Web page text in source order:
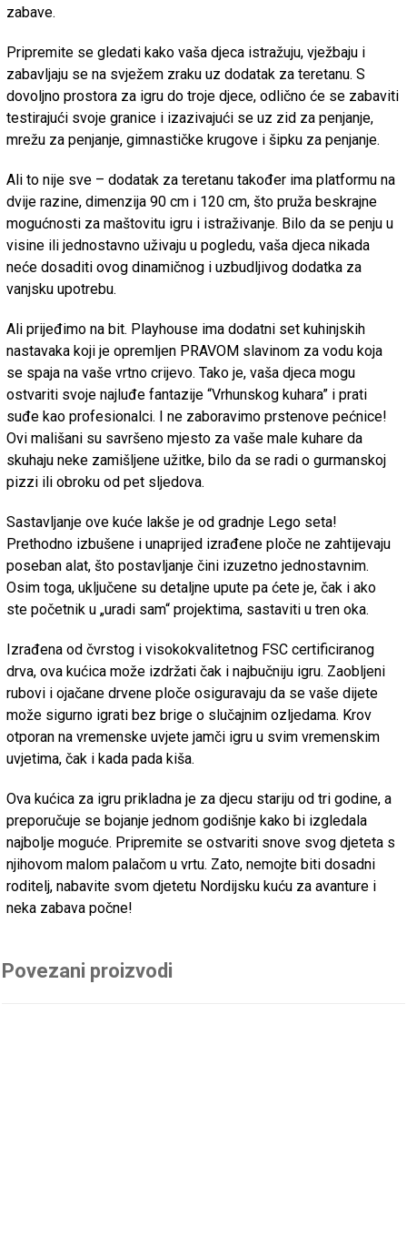
zabave.
Pripremite se gledati kako vaša djeca istražuju, vježbaju i
zabavljaju se na svježem zraku uz dodatak za teretanu. S
dovoljno prostora za igru ​​do troje djece, odlično će se zabaviti
testirajući svoje granice i izazivajući se uz zid za penjanje,
mrežu za penjanje, gimnastičke krugove i šipku za penjanje.
Ali to nije sve – dodatak za teretanu također ima platformu na
dvije razine, dimenzija 90 cm i 120 cm, što pruža beskrajne
mogućnosti za maštovitu igru ​​i istraživanje. Bilo da se penju u
visine ili jednostavno uživaju u pogledu, vaša djeca nikada
neće dosaditi ovog dinamičnog i uzbudljivog dodatka za
vanjsku upotrebu.
Ali prijeđimo na bit. Playhouse ima dodatni set kuhinjskih
nastavaka koji je opremljen PRAVOM slavinom za vodu koja
se spaja na vaše vrtno crijevo. Tako je, vaša djeca mogu
ostvariti svoje najluđe fantazije “Vrhunskog kuhara” i prati
suđe kao profesionalci. I ne zaboravimo prstenove pećnice!
Ovi mališani su savršeno mjesto za vaše male kuhare da
skuhaju neke zamišljene užitke, bilo da se radi o gurmanskoj
pizzi ili obroku od pet sljedova.
Sastavljanje ove kuće lakše je od gradnje Lego seta!
Prethodno izbušene i unaprijed izrađene ploče ne zahtijevaju
poseban alat, što postavljanje čini izuzetno jednostavnim.
Osim toga, uključene su detaljne upute pa ćete je, čak i ako
ste početnik u „uradi sam“ projektima, sastaviti u tren oka.
Izrađena od čvrstog i visokokvalitetnog FSC certificiranog
drva, ova kućica može izdržati čak i najbučniju igru. Zaobljeni
rubovi i ojačane drvene ploče osiguravaju da se vaše dijete
može sigurno igrati bez brige o slučajnim ozljedama. Krov
otporan na vremenske uvjete jamči igru ​​u svim vremenskim
uvjetima, čak i kada pada kiša.
Ova kućica za igru ​​prikladna je za djecu stariju od tri godine, a
preporučuje se bojanje jednom godišnje kako bi izgledala
najbolje moguće. Pripremite se ostvariti snove svog djeteta s
njihovom malom palačom u vrtu. Zato, nemojte biti dosadni
roditelj, nabavite svom djetetu Nordijsku kuću za avanture i
neka zabava počne!
Povezani proizvodi